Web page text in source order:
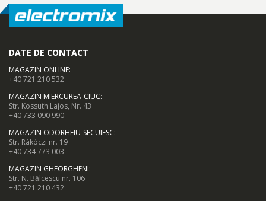
DATE DE CONTACT
MAGAZIN ONLINE:
+40 721 210 532
MAGAZIN MIERCUREA-CIUC:
Str. Kossuth Lajos, Nr. 43
+40 733 090 990
MAGAZIN ODORHEIU-SECUIESC:
Str. Rákóczi nr. 19
+40 734 773 003
MAGAZIN GHEORGHENI:
Str. N. Bălcescu nr. 106
+40 721 210 432